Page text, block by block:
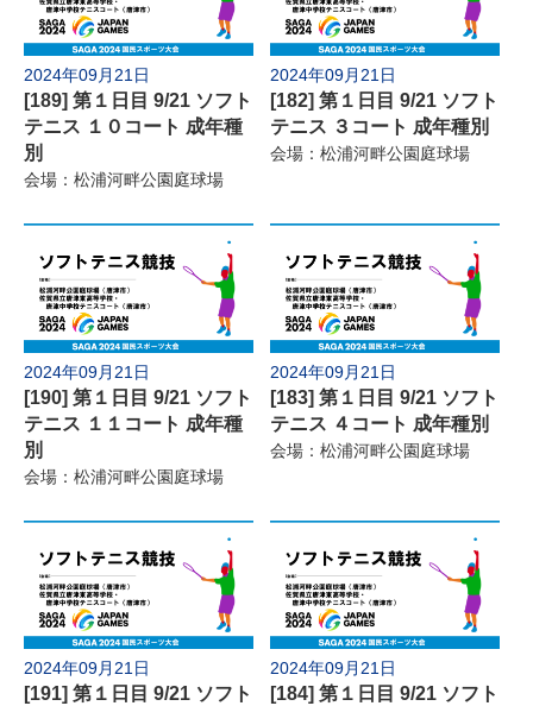
2024年09月21日
[189] 第１日目 9/21 ソフト
テニス １０コート 成年種
別
会場：松浦河畔公園庭球場
2024年09月21日
[182] 第１日目 9/21 ソフト
テニス ３コート 成年種別
会場：松浦河畔公園庭球場
2024年09月21日
[190] 第１日目 9/21 ソフト
テニス １１コート 成年種
別
会場：松浦河畔公園庭球場
2024年09月21日
[183] 第１日目 9/21 ソフト
テニス ４コート 成年種別
会場：松浦河畔公園庭球場
2024年09月21日
[191] 第１日目 9/21 ソフト
2024年09月21日
[184] 第１日目 9/21 ソフト